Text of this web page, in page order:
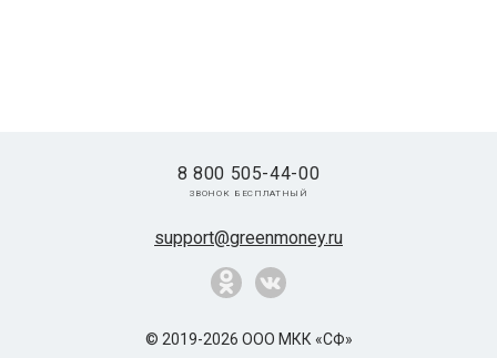
© 2019-2026 ООО МКК «СФ»
support@greenmoney.ru
8 800 505-44-00
звонок бесплатный